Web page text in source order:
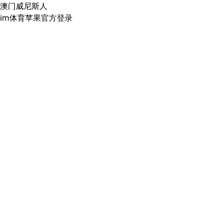
澳门威尼斯人
im体育苹果官方登录